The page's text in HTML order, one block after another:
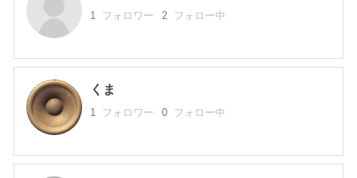
1 フォロワー 2 フォロー中
くま
1 フォロワー 0 フォロー中